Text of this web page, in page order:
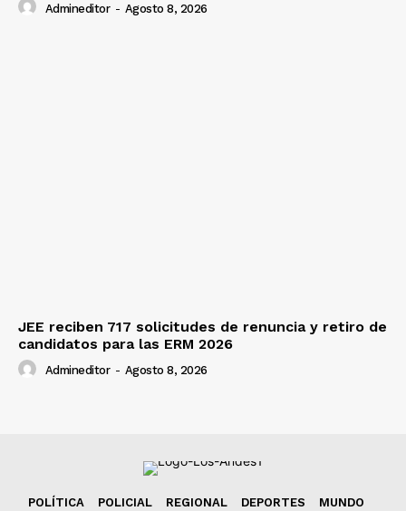
Admineditor - Agosto 8, 2026
JEE reciben 717 solicitudes de renuncia y retiro de
candidatos para las ERM 2026
Admineditor - Agosto 8, 2026
POLÍTICA POLICIAL REGIONAL DEPORTES
MUNDO